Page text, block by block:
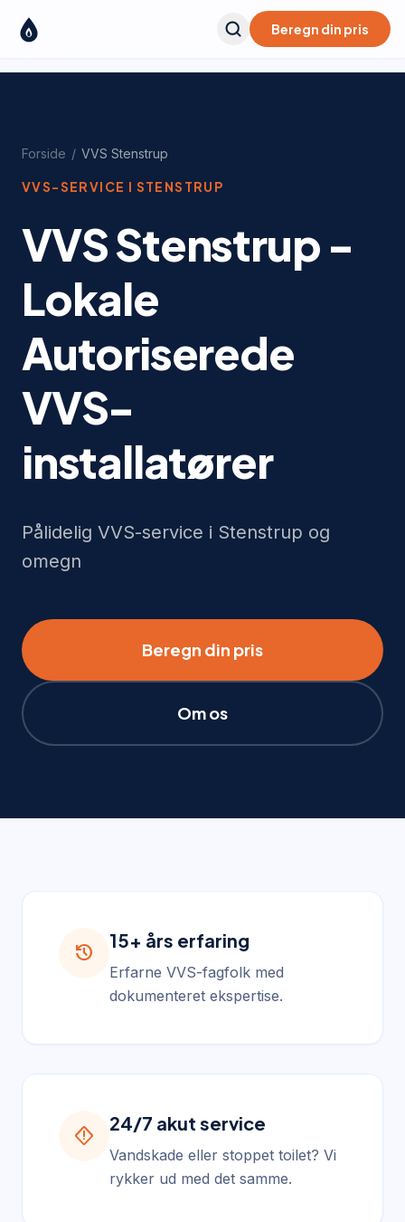
Beregn din pris
Forside / VVS Stenstrup
VVS-SERVICE I STENSTRUP
VVS Stenstrup -
Lokale
Autoriserede
VVS-
installatører
Pålidelig VVS-service i Stenstrup og
omegn
Beregn din pris
Om os
history
15+ års erfaring
Erfarne VVS-fagfolk med
dokumenteret ekspertise.
emergency_home
24/7 akut service
Vandskade eller stoppet toilet? Vi
rykker ud med det samme.